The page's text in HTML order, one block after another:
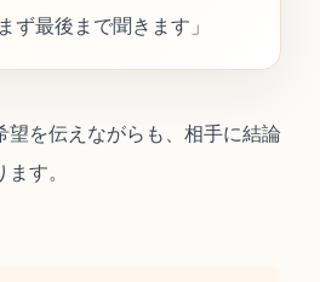
ず最後まで聞きます」
望を伝えながらも、相手に結論
す。